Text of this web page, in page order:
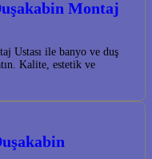
Montaj
Ustası ile banyo ve duş
Kalite, estetik ve